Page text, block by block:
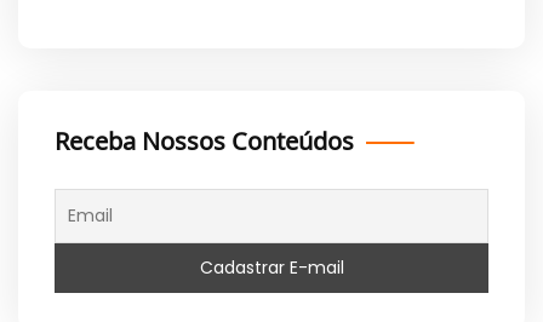
Receba Nossos Conteúdos